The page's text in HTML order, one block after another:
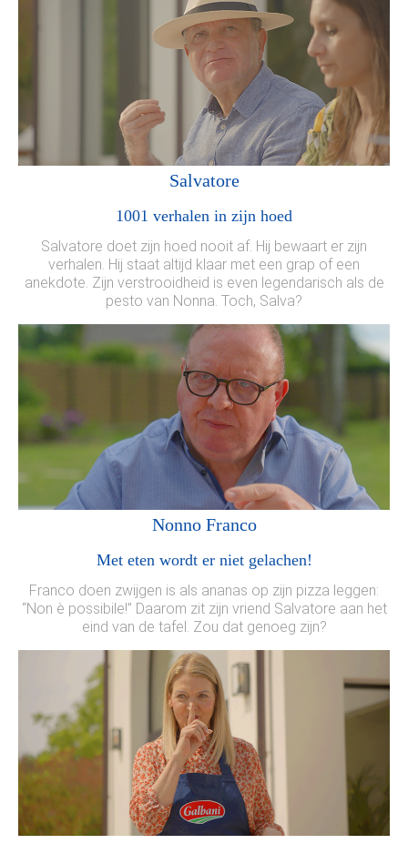
Salvatore
1001 verhalen in zijn hoed
Salvatore doet zijn hoed nooit af. Hij bewaart er zijn
verhalen. Hij staat altijd klaar met een grap of een
anekdote. Zijn verstrooidheid is even legendarisch als de
pesto van Nonna. Toch, Salva?
Nonno Franco
Met eten wordt er niet gelachen!
Franco doen zwijgen is als ananas op zijn pizza leggen:
“Non è possibile!” Daarom zit zijn vriend Salvatore aan het
eind van de tafel. Zou dat genoeg zijn?